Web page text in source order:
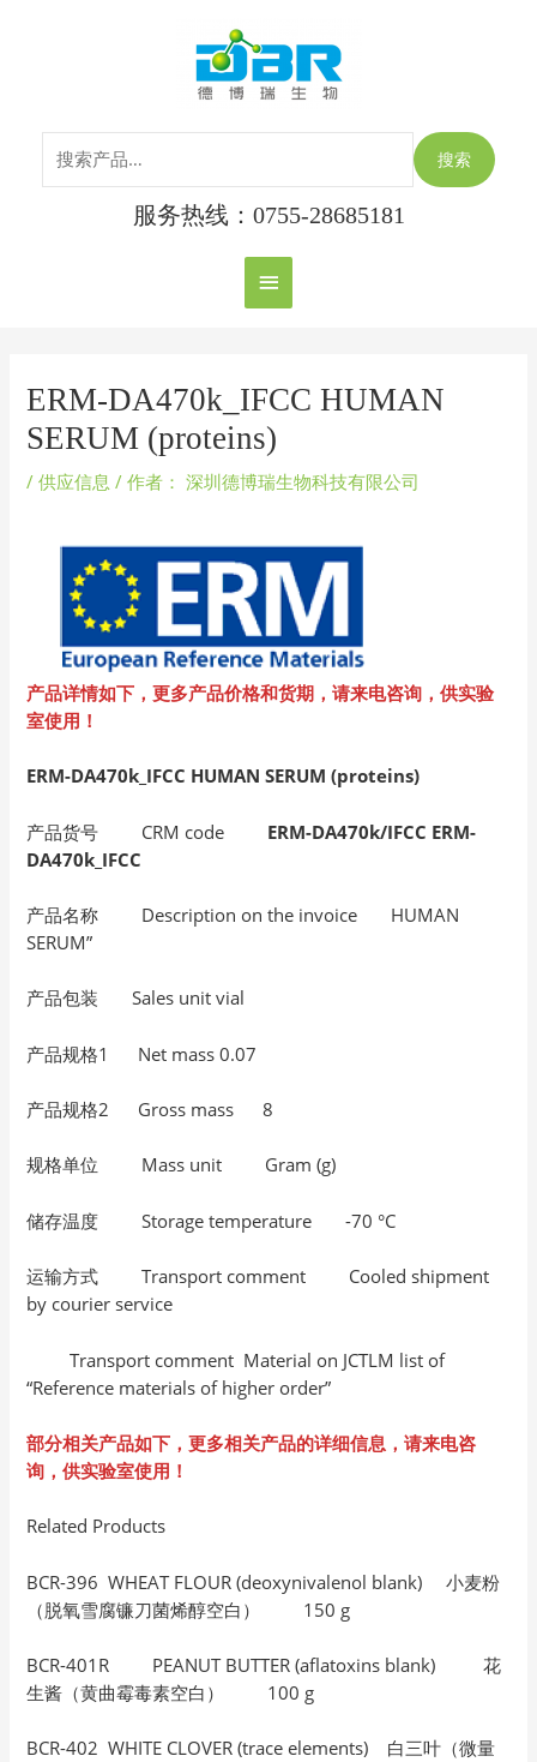
主
菜
单
搜索
服务热线：0755-28685181
ERM-DA470k_IFCC HUMAN
SERUM (proteins)
/供应信息 / 作者： 深圳德博瑞生物科技有限公司
产品详情如下，更多产品价格和货期，请来电咨询，供实验
室使用！
ERM-DA470k_IFCC HUMAN SERUM (proteins)
产品货号 CRM code ERM-DA470k/IFCC ERM-
DA470k_IFCC
产品名称 Description on the invoice HUMAN
SERUM”
产品包装 Sales unit vial
产品规格1 Net mass 0.07
产品规格2 Gross mass 8
规格单位 Mass unit Gram (g)
储存温度 Storage temperature -70 °C
运输方式 Transport comment Cooled shipment
by courier service
Transport comment Material on JCTLM list of
“Reference materials of higher order”
部分相关产品如下，更多相关产品的详细信息，请来电咨
询，供实验室使用！
Related Products
BCR-396 WHEAT FLOUR (deoxynivalenol blank) 小麦粉
（脱氧雪腐镰刀菌烯醇空白） 150 g
BCR-401R PEANUT BUTTER (aflatoxins blank) 花
生酱（黄曲霉毒素空白） 100 g
BCR-402 WHITE CLOVER (trace elements) 白三叶（微量